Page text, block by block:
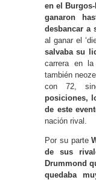
en el
ganaron
desbancar a
al ganar el
salvaba su
carrera en
también
con 72,
posiciones,
de este
nación rival.
Por su parte
de sus
Drummond
quedaba